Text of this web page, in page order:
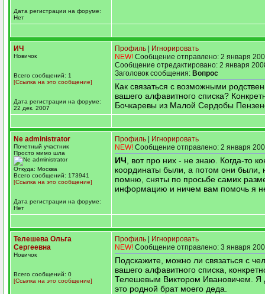
Дата регистрации на форуме:
Нет
ИЧ
Новичок
Всего сообщений: 1
[Ссылка на это сообщение]
Дата регистрации на форуме:
22 дек. 2007
Профиль
Игнорировать
NEW! Сообщение отправлено: 2 января
Сообщение отредактировано: 2 января
Заголовок сообщения: Вопрос
Как связаться с возможными
вашего алфавитного списка?
Бочкаревы из Малой Сердобы
Ne administrator
Почетный участник
Просто мимо шла
Откуда: Москва
Всего сообщений: 173941
[Ссылка на это сообщение]
Дата регистрации на форуме:
Нет
Профиль
Игнорировать
NEW! Сообщение отправлено: 2 января
ИЧ , вот про них - не знаю. Когда-то
координаты были, а потом они были,
помню, сняты по просьбе самих
информацию и ничем вам помочь я
Телешева Ольга
Сергеевна
Новичок
Всего сообщений: 0
[Ссылка на это сообщение]
Профиль
Игнорировать
NEW! Сообщение отправлено: 3 января
Подскажите, можно ли связаться с
вашего алфавитного списка,
Телешевым Виктором Ивановичем. Я
это родной брат моего деда.